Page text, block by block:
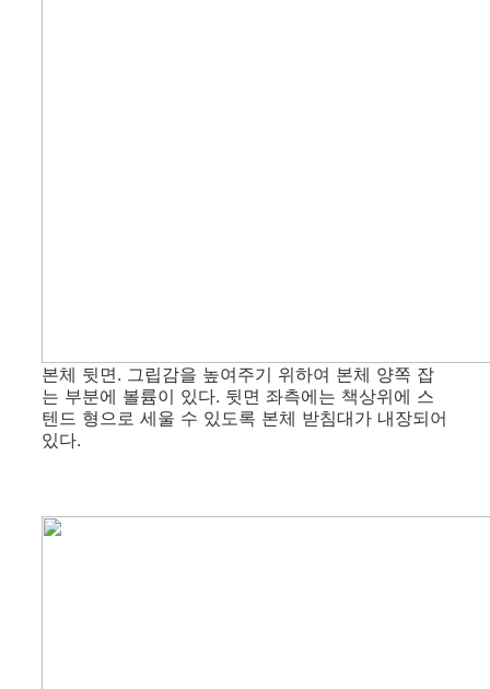
본체 뒷면. 그립감을 높여주기 위하여 본체 양쪽 잡
는 부분에 볼륨이 있다. 뒷면 좌측에는 책상위에 스
텐드 형으로 세울 수 있도록 본체 받침대가 내장되어
있다.